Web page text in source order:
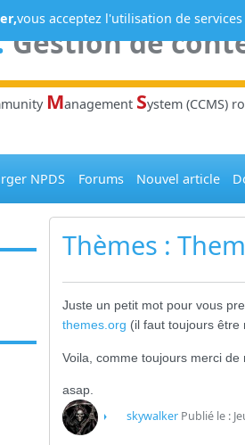
Gestion de
Management System (CCMS)
NPDS Forums Nouvel article
Thèmes :
Juste un petit mot pour vous
themes.org (il faut toujours être
Voila, comme toujours merci
asap.
skywalkerPublié le :
vous acceptez l'utilisation de